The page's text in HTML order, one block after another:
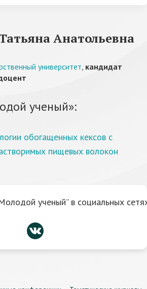
Анатольевна
университет, кандидат
ученый»:
обогащенных кексов с
пищевых волокон
ученый” в социальных